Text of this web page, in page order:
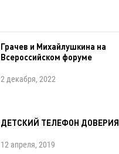
Грачев и Михайлушкина на
Всероссийском форуме
2 декабря, 2022
ДЕТСКИЙ ТЕЛЕФОН ДОВЕРИЯ
12 апреля, 2019